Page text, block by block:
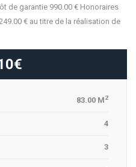
de garantie 990.00 € Honoraires
€ au titre de la réalisation de
83.00 M2
4
3